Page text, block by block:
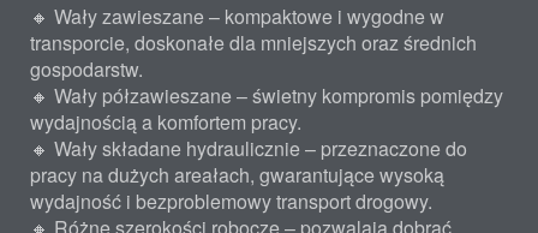
🔸 Wały zawieszane – kompaktowe i wygodne w
transporcie, doskonałe dla mniejszych oraz średnich
gospodarstw.
🔸 Wały półzawieszane – świetny kompromis pomiędzy
wydajnością a komfortem pracy.
🔸 Wały składane hydraulicznie – przeznaczone do
pracy na dużych areałach, gwarantujące wysoką
wydajność i bezproblemowy transport drogowy.
🔸 Różne szerokości robocze – pozwalają dobrać